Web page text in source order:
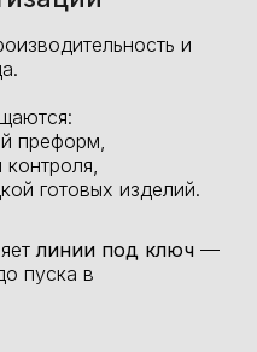
и
преформ,
готовых изделий.
линии под ключ —
пуска в